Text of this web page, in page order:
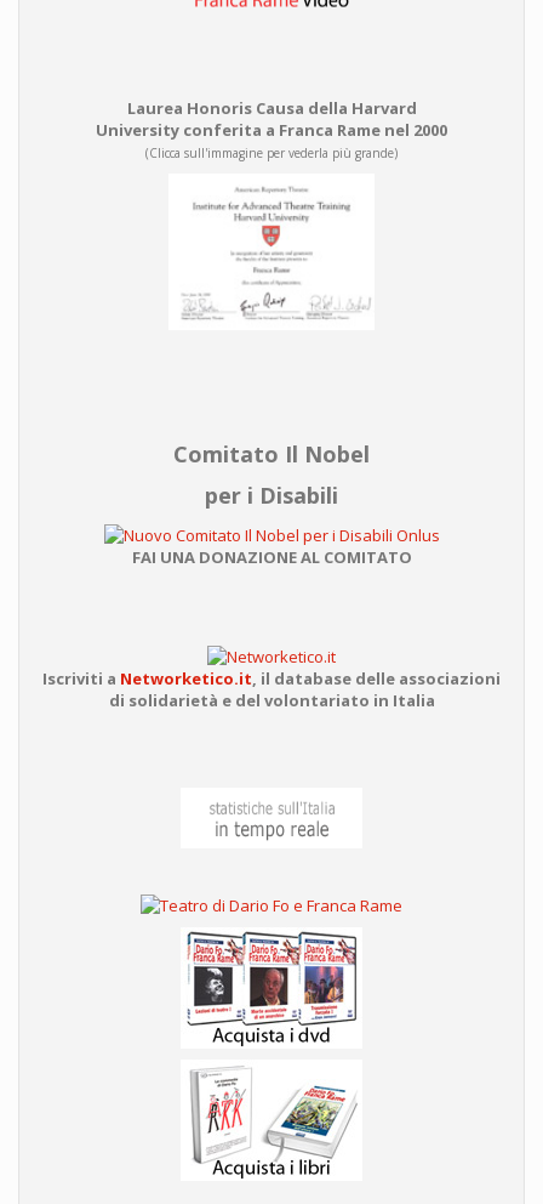
Laurea Honoris Causa della Harvard
University conferita a Franca Rame nel 2000
(Clicca sull'immagine per vederla più grande)
Comitato Il Nobel
per i Disabili
FAI UNA DONAZIONE AL COMITATO
Iscriviti a Networketico.it, il database delle associazioni
di solidarietà e del volontariato in Italia